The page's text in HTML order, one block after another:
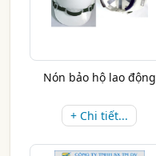
Nón bảo hộ lao động
+ Chi tiết...